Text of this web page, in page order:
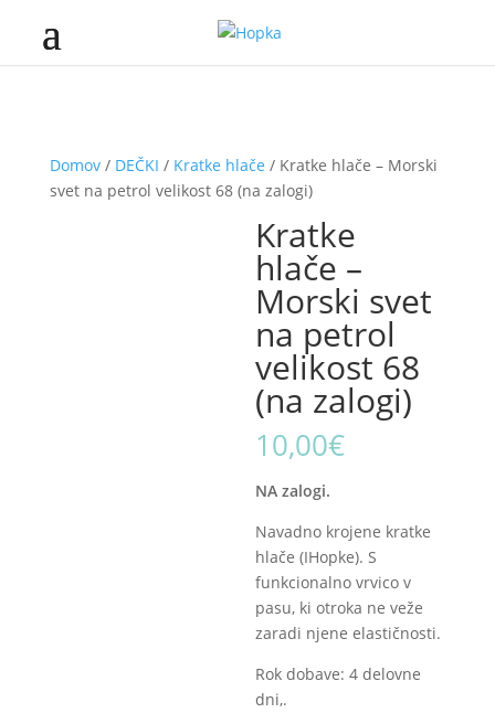
Domov/ DEČKI / Kratke hlače / Kratke hlače – Morski
svet na petrol velikost 68 (na zalogi)
Kratke
hlače –
Morski svet
na petrol
velikost 68
(na zalogi)
10,00€
NA zalogi.
Navadno krojene kratke
hlače (IHopke). S
funkcionalno vrvico v
pasu, ki otroka ne veže
zaradi njene elastičnosti.
Rok dobave: 4 delovne
dni,.